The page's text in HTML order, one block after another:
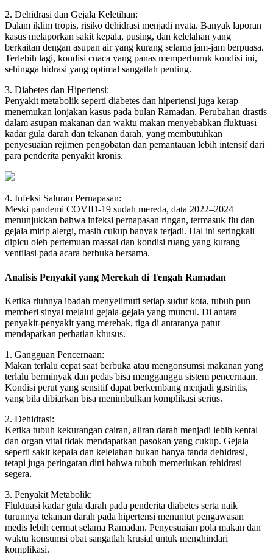
2. Dehidrasi dan Gejala Keletihan:
Dalam iklim tropis, risiko dehidrasi menjadi nyata. Banyak laporan
kasus melaporkan sakit kepala, pusing, dan kelelahan yang
berkaitan dengan asupan air yang kurang selama jam-jam berpuasa.
Terlebih lagi, kondisi cuaca yang panas memperburuk kondisi ini,
sehingga hidrasi yang optimal sangatlah penting.
3. Diabetes dan Hipertensi:
Penyakit metabolik seperti diabetes dan hipertensi juga kerap
menemukan lonjakan kasus pada bulan Ramadan. Perubahan drastis
dalam asupan makanan dan waktu makan menyebabkan fluktuasi
kadar gula darah dan tekanan darah, yang membutuhkan
penyesuaian rejimen pengobatan dan pemantauan lebih intensif dari
para penderita penyakit kronis.
4. Infeksi Saluran Pernapasan:
Meski pandemi COVID-19 sudah mereda, data 2022–2024
menunjukkan bahwa infeksi pernapasan ringan, termasuk flu dan
gejala mirip alergi, masih cukup banyak terjadi. Hal ini seringkali
dipicu oleh pertemuan massal dan kondisi ruang yang kurang
ventilasi pada acara berbuka bersama.
Analisis Penyakit yang Merekah di Tengah Ramadan
Ketika riuhnya ibadah menyelimuti setiap sudut kota, tubuh pun
memberi sinyal melalui gejala-gejala yang muncul. Di antara
penyakit-penyakit yang merebak, tiga di antaranya patut
mendapatkan perhatian khusus.
1. Gangguan Pencernaan:
Makan terlalu cepat saat berbuka atau mengonsumsi makanan yang
terlalu berminyak dan pedas bisa mengganggu sistem pencernaan.
Kondisi perut yang sensitif dapat berkembang menjadi gastritis,
yang bila dibiarkan bisa menimbulkan komplikasi serius.
2. Dehidrasi:
Ketika tubuh kekurangan cairan, aliran darah menjadi lebih kental
dan organ vital tidak mendapatkan pasokan yang cukup. Gejala
seperti sakit kepala dan kelelahan bukan hanya tanda dehidrasi,
tetapi juga peringatan dini bahwa tubuh memerlukan rehidrasi
segera.
3. Penyakit Metabolik:
Fluktuasi kadar gula darah pada penderita diabetes serta naik
turunnya tekanan darah pada hipertensi menuntut pengawasan
medis lebih cermat selama Ramadan. Penyesuaian pola makan dan
waktu konsumsi obat sangatlah krusial untuk menghindari
komplikasi.